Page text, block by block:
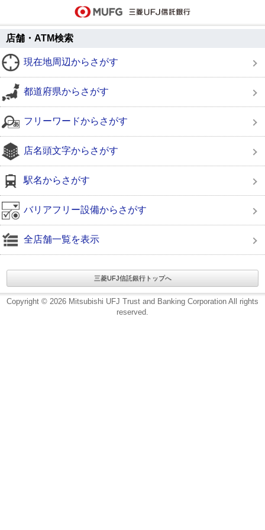
店舗・ATM検索
現在地周辺からさがす
都道府県からさがす
フリーワードからさがす
店名頭文字からさがす
駅名からさがす
バリアフリー設備からさがす
全店舗一覧を表示
三菱UFJ信託銀行トップへ
Copyright © 2026 Mitsubishi UFJ Trust and Banking Corporation All rights
reserved.